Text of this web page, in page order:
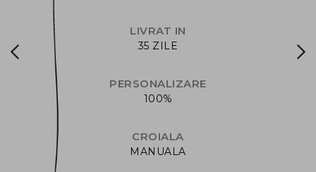
LIVRAT IN
35 ZILE
PERSONALIZARE
100%
CROIALA
MANUALA